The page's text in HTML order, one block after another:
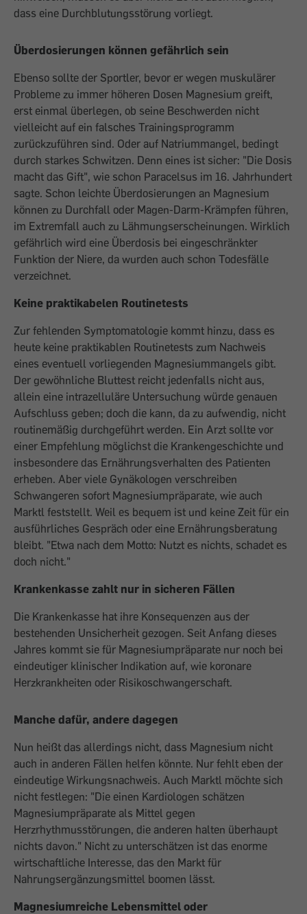
dass eine Durchblutungsstörung vorliegt.
Überdosierungen können gefährlich sein
Ebenso sollte der Sportler, bevor er wegen muskulärer
Probleme zu immer höheren Dosen Magnesium greift,
erst einmal überlegen, ob seine Beschwerden nicht
vielleicht auf ein falsches Trainingsprogramm
zurückzuführen sind. Oder auf Natriummangel, bedingt
durch starkes Schwitzen. Denn eines ist sicher: "Die Dosis
macht das Gift", wie schon Paracelsus im 16. Jahrhundert
sagte. Schon leichte Überdosierungen an Magnesium
können zu Durchfall oder Magen-Darm-Krämpfen führen,
im Extremfall auch zu Lähmungserscheinungen. Wirklich
gefährlich wird eine Überdosis bei eingeschränkter
Funktion der Niere, da wurden auch schon Todesfälle
verzeichnet.
Keine praktikabelen Routinetests
Zur fehlenden Symptomatologie kommt hinzu, dass es
heute keine praktikablen Routinetests zum Nachweis
eines eventuell vorliegenden Magnesiummangels gibt.
Der gewöhnliche Bluttest reicht jedenfalls nicht aus,
allein eine intrazelluläre Untersuchung würde genauen
Aufschluss geben; doch die kann, da zu aufwendig, nicht
routinemäßig durchgeführt werden. Ein Arzt sollte vor
einer Empfehlung möglichst die Krankengeschichte und
insbesondere das Ernährungsverhalten des Patienten
erheben. Aber viele Gynäkologen verschreiben
Schwangeren sofort Magnesiumpräparate, wie auch
Marktl feststellt. Weil es bequem ist und keine Zeit für ein
ausführliches Gespräch oder eine Ernährungsberatung
bleibt. "Etwa nach dem Motto: Nutzt es nichts, schadet es
doch nicht."
Krankenkasse zahlt nur in sicheren Fällen
Die Krankenkasse hat ihre Konsequenzen aus der
bestehenden Unsicherheit gezogen. Seit Anfang dieses
Jahres kommt sie für Magnesiumpräparate nur noch bei
eindeutiger klinischer Indikation auf, wie koronare
Herzkrankheiten oder Risikoschwangerschaft.
Manche dafür, andere dagegen
Nun heißt das allerdings nicht, dass Magnesium nicht
auch in anderen Fällen helfen könnte. Nur fehlt eben der
eindeutige Wirkungsnachweis. Auch Marktl möchte sich
nicht festlegen: "Die einen Kardiologen schätzen
Magnesiumpräparate als Mittel gegen
Herzrhythmusstörungen, die anderen halten überhaupt
nichts davon." Nicht zu unterschätzen ist das enorme
wirtschaftliche Interesse, das den Markt für
Nahrungsergänzungsmittel boomen lässt.
Magnesiumreiche Lebensmittel oder